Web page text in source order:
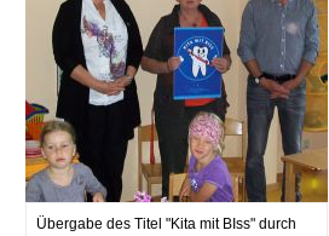
Übergabe des Titel "Kita mit BIss" durch